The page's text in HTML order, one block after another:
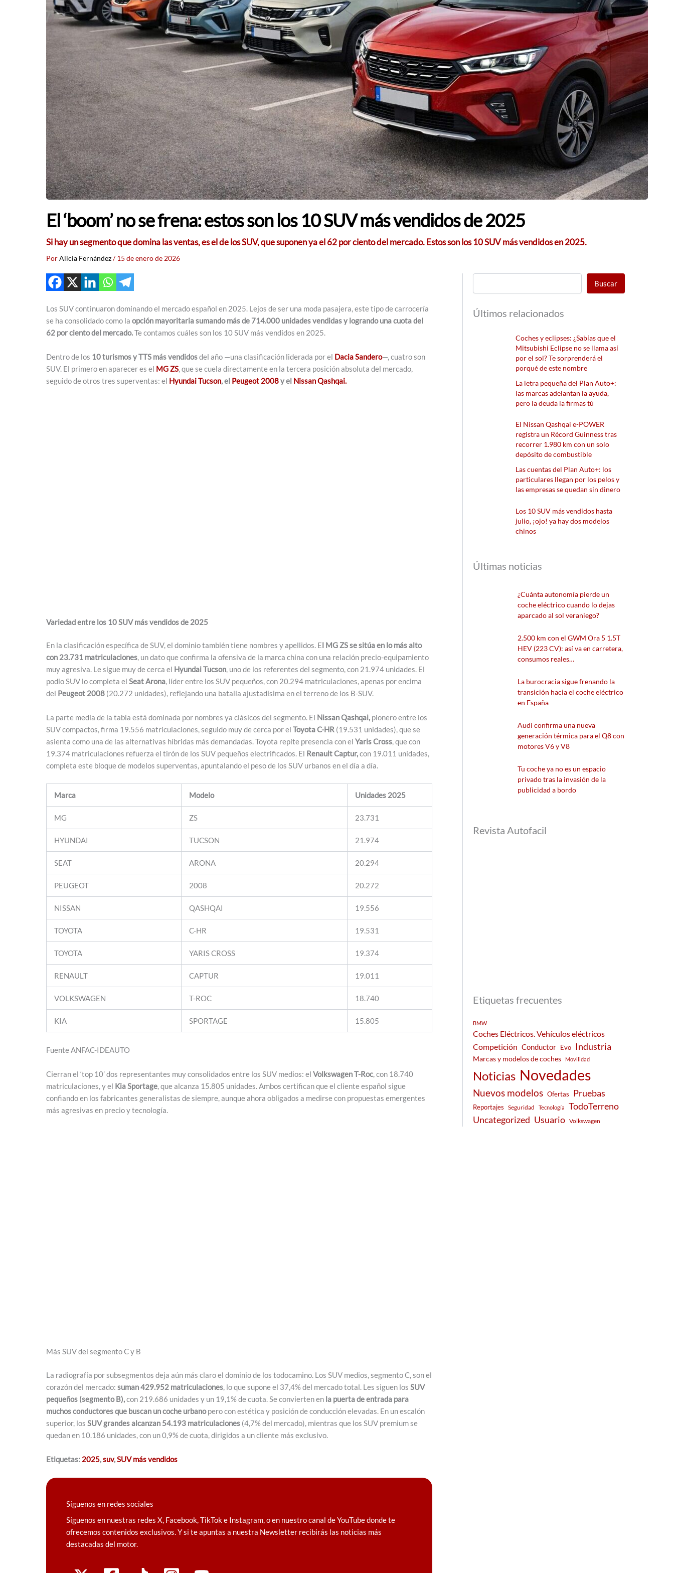
El ‘boom’ no se frena: estos son los 10 SUV más vendidos de 2025
Si hay un segmento que domina las ventas, es el de los SUV, que suponen ya el 62 por ciento del mercado. Estos son los 10 SUV más vendidos en 2025.
PorAlicia Fernández/15 de enero de 2026
Los SUV continuaron dominando el mercado español en 2025. Lejos de ser una moda pasajera, este tipo de carrocería
se ha consolidado como la opción mayoritaria sumando más de 714.000 unidades vendidas y logrando una cuota del
62 por ciento del mercado.Te contamos cuáles son los 10 SUV más vendidos en 2025.
Dentro de los 10 turismos y TTS más vendidosdel año —una clasificación liderada por el Dacia Sandero—, cuatro son
SUV. El primero en aparecer es el MG ZS , que se cuela directamente en la tercera posición absoluta del mercado,
seguido de otros tres superventas: el Hyundai Tucson, el Peugeot 2008y el Nissan Qashqai.
Variedad entre los 10 SUV más vendidos de 2025
En la clasificación específica de SUV, el dominio también tiene nombres y apellidos. El MG ZS se sitúa en lo más alto
con 23.731 matriculaciones, un dato que confirma la ofensiva de la marca china con una relación precio-equipamiento
muy agresiva. Le sigue muy de cerca el Hyundai Tucson, uno de los referentes del segmento, con 21.974 unidades. El
podio SUV lo completa el Seat Arona, líder entre los SUV pequeños, con 20.294 matriculaciones, apenas por encima
del Peugeot 2008 (20.272 unidades), reflejando una batalla ajustadísima en el terreno de los B-SUV.
La parte media de la tabla está dominada por nombres ya clásicos del segmento. El Nissan Qashqai, pionero entre los
SUV compactos, firma 19.556 matriculaciones, seguido muy de cerca por el Toyota C-HR (19.531 unidades), que se
asienta como una de las alternativas híbridas más demandadas. Toyota repite presencia con el Yaris Cross, que con
19.374 matriculaciones refuerza el tirón de los SUV pequeños electrificados. El Renault Captur,con 19.011 unidades,
completa este bloque de modelos superventas, apuntalando el peso de los SUV urbanos en el día a día.
Marca Modelo Unidades 2025
MG ZS 23.731
HYUNDAI TUCSON 21.974
SEAT ARONA 20.294
PEUGEOT 2008 20.272
NISSAN QASHQAI 19.556
TOYOTA C-HR 19.531
TOYOTA YARIS CROSS 19.374
RENAULT CAPTUR 19.011
VOLKSWAGEN T-ROC 18.740
KIA SPORTAGE 15.805
Fuente ANFAC-IDEAUTO
Cierran el ‘top 10’ dos representantes muy consolidados entre los SUV medios: el Volkswagen T-Roc, con 18.740
matriculaciones, y el Kia Sportage, que alcanza 15.805 unidades. Ambos certifican que el cliente español sigue
confiando en los fabricantes generalistas de siempre, aunque ahora obligados a medirse con propuestas emergentes
más agresivas en precio y tecnología.
Más SUV del segmento C y B
La radiografía por subsegmentos deja aún más claro el dominio de los todocamino. Los SUV medios, segmento C, son el
corazón del mercado: suman 429.952 matriculaciones, lo que supone el 37,4% del mercado total. Les siguen los SUV
pequeños (segmento B),con 219.686 unidades y un 19,1% de cuota. Se convierten en la puerta de entrada para
muchos conductores que buscan un coche urbanopero con estética y posición de conducción elevadas. En un escalón
superior, los SUV grandes alcanzan 54.193 matriculaciones (4,7% del mercado), mientras que los SUV premium se
quedan en 10.186 unidades, con un 0,9% de cuota, dirigidos a un cliente más exclusivo.
Etiquetas: 2025,suv,SUV más vendidos
Síguenos en redes sociales
Síguenos en nuestras redes X, Facebook, TikTok e Instagram, o en nuestro canal de YouTube donde te
ofrecemos contenidos exclusivos. Y si te apuntas a nuestra Newsletter recibirás las noticias más
destacadas del motor.
Buscar
Últimos relacionados
Coches y eclipses: ¿Sabías que el
Mitsubishi Eclipse no se llama así
por el sol? Te sorprenderá el
porqué de este nombre
La letra pequeña del Plan Auto+:
las marcas adelantan la ayuda,
pero la deuda la firmas tú
El Nissan Qashqai e-POWER
registra un Récord Guinness tras
recorrer 1.980 km con un solo
depósito de combustible
Las cuentas del Plan Auto+: los
particulares llegan por los pelos y
las empresas se quedan sin dinero
Los 10 SUV más vendidos hasta
julio, ¡ojo! ya hay dos modelos
chinos
Últimas noticias
¿Cuánta autonomía pierde un
coche eléctrico cuando lo dejas
aparcado al sol veraniego?
2.500 km con el GWM Ora 5 1.5T
HEV (223 CV): así va en carretera,
consumos reales…
La burocracia sigue frenando la
transición hacia el coche eléctrico
en España
Audi confirma una nueva
generación térmica para el Q8 con
motores V6 y V8
Tu coche ya no es un espacio
privado tras la invasión de la
publicidad a bordo
Revista Autofacil
Etiquetas frecuentes
BMW
Coches Eléctricos. Vehículos eléctricos
Competición Conductor Evo Industria
Marcas y modelos de coches Movilidad
Noticias Novedades
Nuevos modelos Ofertas Pruebas
Reportajes Seguridad Tecnología
TodoTerreno
Uncategorized Usuario Volkswagen